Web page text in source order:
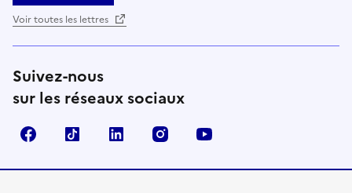
Voir toutes les lettres
Suivez-nous
sur les réseaux sociaux
FacebookTikTok Linkedin Instagram